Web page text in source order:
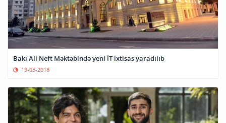
Bakı Ali Neft Məktəbində yeni İT ixtisas yaradılıb
19-05-2018